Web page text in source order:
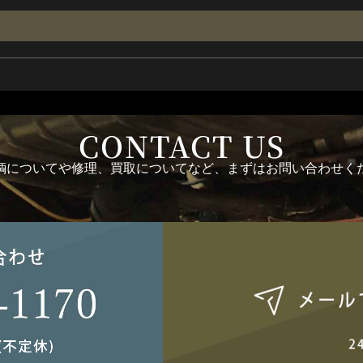
CONTACT US
についてや修理、買取についてなど、まずはお問い合わせく